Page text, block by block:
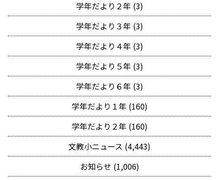
学年だより２年 (3)
学年だより３年 (3)
学年だより４年 (3)
学年だより５年 (3)
学年だより６年 (3)
学年だより１年 (160)
学年だより２年 (160)
文教小ニュース (4,443)
お知らせ (1,006)